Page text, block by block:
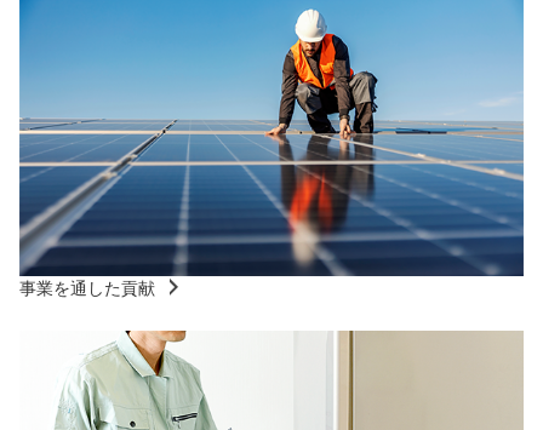
事業を通した貢献